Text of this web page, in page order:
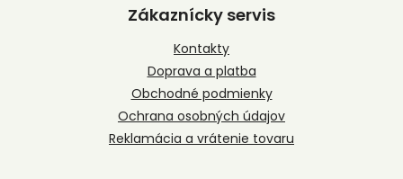
Zákaznícky servis
Kontakty
Doprava a platba
Obchodné podmienky
Ochrana osobných údajov
Reklamácia a vrátenie tovaru